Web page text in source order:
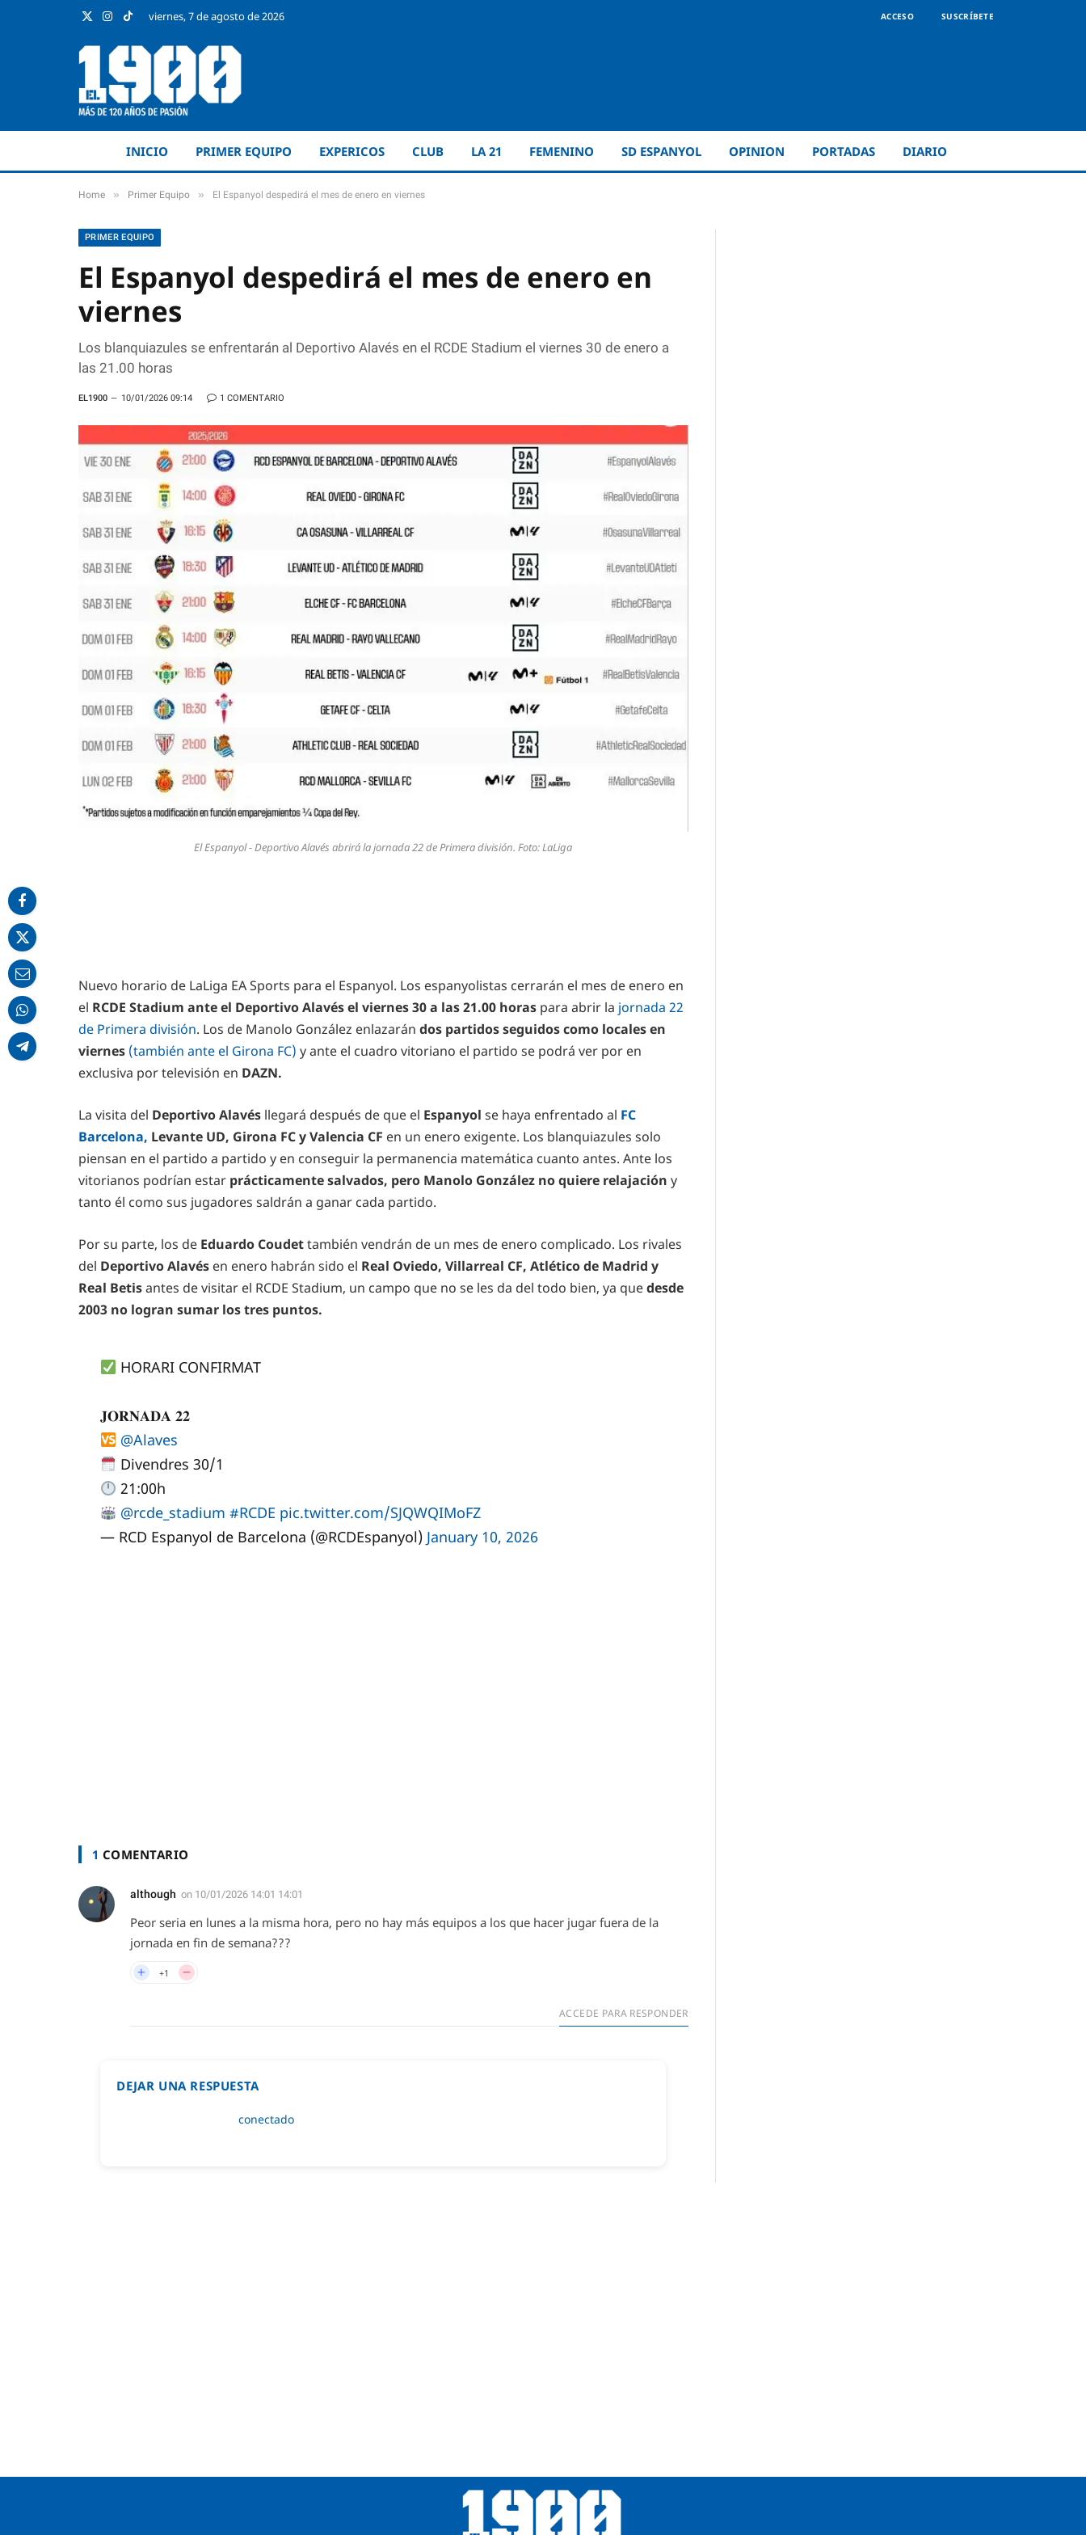
X
Instagram
TikTokviernes, 7 de agosto de 2026 ACCESO SUSCRÍBETE
INICIO PRIMER EQUIPO EXPERICOS CLUB LA 21 FEMENINO SD ESPANYOL OPINION PORTADAS DIARIO
Home » Primer Equipo » El Espanyol despedirá el mes de enero en viernes
PRIMER EQUIPO
El Espanyol despedirá el mes de enero en
viernes
Los blanquiazules se enfrentarán al Deportivo Alavés en el RCDE Stadium el viernes 30 de enero a
las 21.00 horas
EL1900 10/01/2026 09:14 1 COMENTARIO
El Espanyol - Deportivo Alavés abrirá la jornada 22 de Primera división. Foto: LaLiga
Nuevo horario de LaLiga EA Sports para el Espanyol. Los espanyolistas cerrarán el mes de enero en
el RCDE Stadium ante el Deportivo Alavés el viernes 30 a las 21.00 horas para abrir la jornada 22
de Primera división. Los de Manolo González enlazarán dos partidos seguidos como locales en
viernes (también ante el Girona FC) y ante el cuadro vitoriano el partido se podrá ver por en
exclusiva por televisión en DAZN.
La visita del Deportivo Alavés llegará después de que el Espanyol se haya enfrentado al FC
Barcelona, Levante UD, Girona FC y Valencia CF en un enero exigente. Los blanquiazules solo
piensan en el partido a partido y en conseguir la permanencia matemática cuanto antes. Ante los
vitorianos podrían estar prácticamente salvados, pero Manolo González no quiere relajación y
tanto él como sus jugadores saldrán a ganar cada partido.
Por su parte, los de Eduardo Coudettambién vendrán de un mes de enero complicado. Los rivales
del Deportivo Alavés en enero habrán sido el Real Oviedo, Villarreal CF, Atlético de Madrid y
Real Betisantes de visitar el RCDE Stadium, un campo que no se les da del todo bien, ya quedesde
2003 no logran sumar los tres puntos.
HORARI CONFIRMAT
𝐉𝐎𝐑𝐍𝐀𝐃𝐀 𝟐𝟐
@Alaves
Divendres 30/1
21:00h
@rcde_stadium #RCDE pic.twitter.com/SJQWQIMoFZ
— RCD Espanyol de Barcelona (@RCDEspanyol) January 10, 2026
1 COMENTARIO
although on 10/01/2026 14:01 14:01
Peor seria en lunes a la misma hora, pero no hay más equipos a los que hacer jugar fuera de la
jornada en fin de semana???
+1
ACCEDE PARA RESPONDER
DEJAR UNA RESPUESTA
Lo siento, debes estarconectado